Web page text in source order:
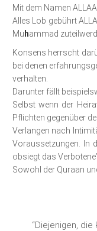
Mit dem Namen
Alles Lob gebührt
Mu hammad
Konsens herrscht
bei denen
verhalten.
Darunter fällt
Selbst wenn der
Pflichten gegenüber
Verlangen nach
Voraussetzungen. In
obsiegt das
Sowohl der Quraan
“Diejenigen,